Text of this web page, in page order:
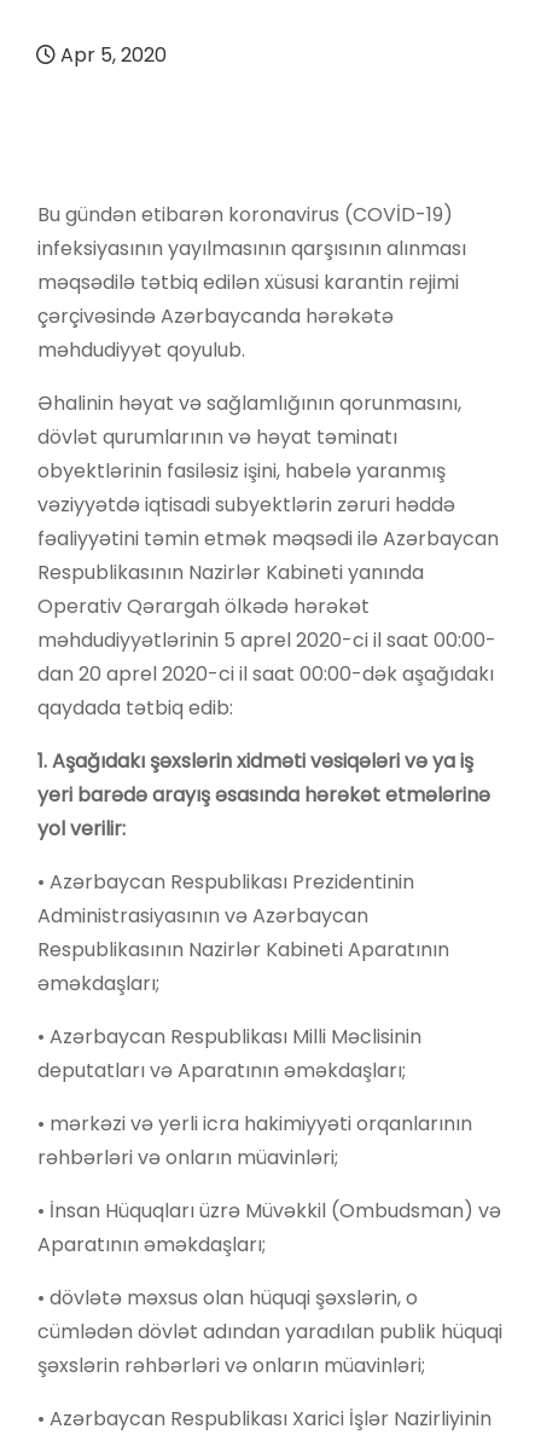
Apr 5, 2020
Bu gündən etibarən koronavirus (COVİD-19)
infeksiyasının yayılmasının qarşısının alınması
məqsədilə tətbiq edilən xüsusi karantin rejimi
çərçivəsində Azərbaycanda hərəkətə
məhdudiyyət qoyulub.
Əhalinin həyat və sağlamlığının qorunmasını,
dövlət qurumlarının və həyat təminatı
obyektlərinin fasiləsiz işini, habelə yaranmış
vəziyyətdə iqtisadi subyektlərin zəruri həddə
fəaliyyətini təmin etmək məqsədi ilə Azərbaycan
Respublikasının Nazirlər Kabineti yanında
Operativ Qərargah ölkədə hərəkət
məhdudiyyətlərinin 5 aprel 2020-ci il saat 00:00-
dan 20 aprel 2020-ci il saat 00:00-dək aşağıdakı
qaydada tətbiq edib:
1. Aşağıdakı şəxslərin xidməti vəsiqələri və ya iş
yeri barədə arayış əsasında hərəkət etmələrinə
yol verilir:
• Azərbaycan Respublikası Prezidentinin
Administrasiyasının və Azərbaycan
Respublikasının Nazirlər Kabineti Aparatının
əməkdaşları;
• Azərbaycan Respublikası Milli Məclisinin
deputatları və Aparatının əməkdaşları;
• mərkəzi və yerli icra hakimiyyəti orqanlarının
rəhbərləri və onların müavinləri;
• İnsan Hüquqları üzrə Müvəkkil (Ombudsman) və
Aparatının əməkdaşları;
• dövlətə məxsus olan hüquqi şəxslərin, o
cümlədən dövlət adından yaradılan publik hüquqi
şəxslərin rəhbərləri və onların müavinləri;
• Azərbaycan Respublikası Xarici İşlər Nazirliyinin